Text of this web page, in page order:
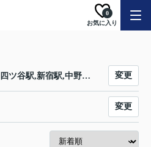
お気に入り
0
東京駅,神田駅,御茶ノ水駅,四ツ谷駅,新宿駅,中野駅,高円寺駅,阿佐ケ谷駅,荻窪駅,西荻窪駅,吉祥寺駅,三鷹駅,武蔵境駅,東小金井駅,武蔵小金井駅,国分寺駅,西国分寺駅,国立駅,立川駅,日野駅,豊田駅,八王子駅,西八王子駅,高尾駅,相模湖駅,藤野駅,上野原駅,四方津駅,梁川駅,鳥沢駅,猿橋駅,大月駅,初狩駅,笹子駅,甲斐大和駅,勝沼ぶどう郷駅,塩山駅,東山梨駅,山梨市駅,春日居町駅,石和温泉駅,酒折駅,甲府駅,竜王駅,塩崎駅,韮崎駅,新府駅,穴山駅,日野春駅,長坂駅,小淵沢駅,信濃境駅,富士見駅,すずらんの里駅,青柳駅,茅野駅,上諏訪駅,下諏訪駅,岡谷駅,みどり湖駅,川岸駅,辰野駅,信濃川島駅,小野駅,塩尻駅,洗馬駅,日出塩駅,贄川駅,木曽平沢駅,奈良井駅,藪原駅,宮ノ越駅,原野駅,木曽福島駅,上松駅,倉本駅,須原駅,大桑駅,野尻駅,十二兼駅,南木曽駅,田立駅,坂下駅,落合川駅,中津川駅,美乃坂本駅,恵那駅,武並駅,釜戸駅,瑞浪駅,土岐市駅,多治見駅,古虎渓駅,定光寺駅,高蔵寺駅,神領駅,春日井駅,勝川駅,新守山駅,大曽根駅,千種駅,鶴舞駅,金山駅,名古屋駅 変更
変更